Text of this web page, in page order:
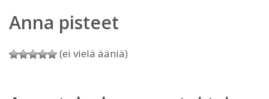
Anna pisteet
(ei vielä ääniä)